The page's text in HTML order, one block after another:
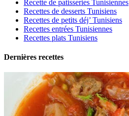
Recette de patisseries Tunisiennes
Recettes de desserts Tunisiens
Recettes de petits déj’ Tunisiens
Recettes entrées Tunisiennes
Recettes plats Tunisiens
Dernières recettes